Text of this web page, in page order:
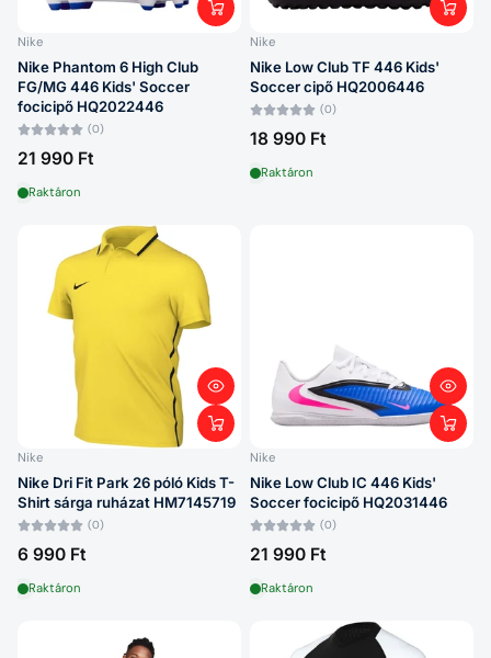
Nike
Nike Phantom 6 High Club
FG/MG 446 Kids' Soccer
focicipő HQ2022446
(0)
21 990 Ft
Raktáron
Nike
Nike Low Club TF 446 Kids'
Soccer cipő HQ2006446
(0)
18 990 Ft
Raktáron
Nike
Nike Dri Fit Park 26 póló Kids T-
Shirt sárga ruházat HM7145719
(0)
6 990 Ft
Raktáron
Nike
Nike Low Club IC 446 Kids'
Soccer focicipő HQ2031446
(0)
21 990 Ft
Raktáron